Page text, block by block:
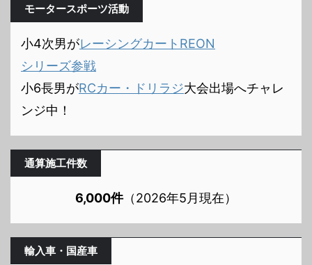
モータースポーツ活動
小4次男がレーシングカートREON
シリーズ参戦
小6長男がRCカー・ドリラジ大会出場へチャレ
ンジ中！
通算施工件数
6,000件（2026年5月現在）
輸入車・国産車